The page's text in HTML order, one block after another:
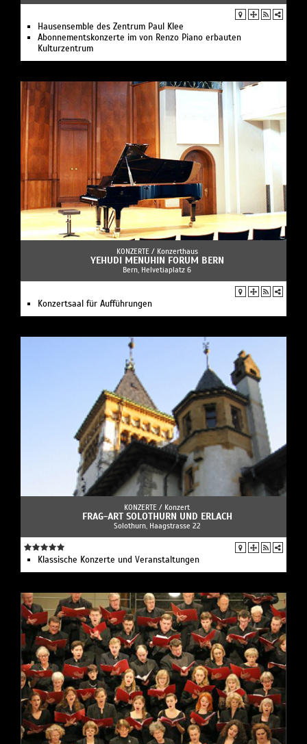
Hausensemble des Zentrum Paul Klee
Abonnementskonzerte im von Renzo Piano erbauten
Kulturzentrum
KONZERTE / Konzerthaus
YEHUDI MENUHIN FORUM BERN
Bern, Helvetiaplatz 6
Konzertsaal für Aufführungen
KONZERTE / Konzert
FRAG-ART SOLOTHURN UND ERLACH
Solothurn, Haagstrasse 22
Klassische Konzerte und Veranstaltungen